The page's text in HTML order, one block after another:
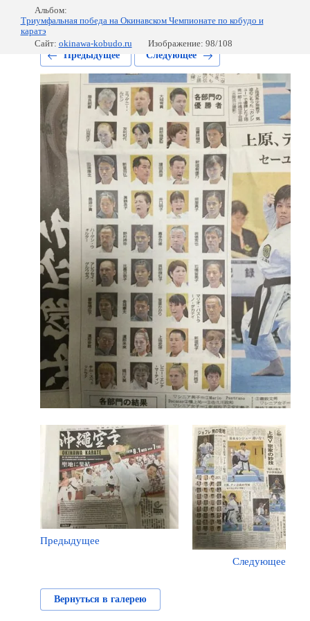
Альбом:
Триумфальная победа на Окинавском Чемпионате по кобудо и
каратэ
Сайт: okinawa-kobudo.ru
Изображение: 98/108
Предыдущее
Следующее
Предыдущее
Следующее
Вернуться в галерею